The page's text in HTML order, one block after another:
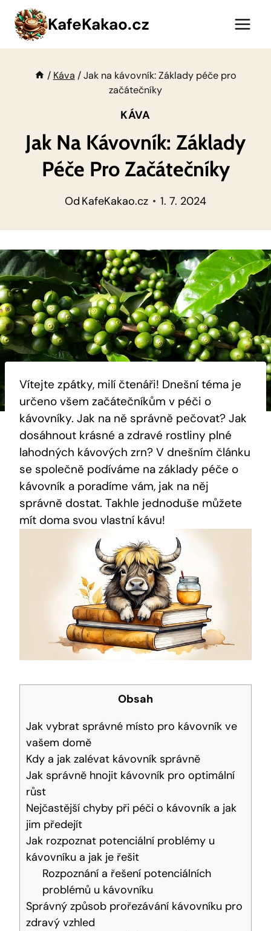
Přeskočit
obsah
KafeKakao.cz
/ Káva / Jak na kávovník: Základy péče pro
začátečníky
KÁVA
Jak Na Kávovník: Základy
Péče Pro Začátečníky
Od KafeKakao.cz 1. 7. 2024
Vítejte zpátky, milí čtenáři! Dnešní téma je
určeno všem začátečníkům v péči o
kávovníky. Jak na ně správně pečovat? Jak
dosáhnout krásné a zdravé rostliny plné
lahodných kávových zrn? V dnešním článku
se společně podíváme na základy péče o
kávovník a poradíme vám, jak na něj
správně dostat. Takhle jednoduše můžete
mít doma svou vlastní kávu!
Obsah
Jak vybrat správné místo pro kávovník ve
vašem domě
Kdy a jak zalévat kávovník správně
Jak správně hnojit kávovník pro optimální
růst
Nejčastější chyby při péči o kávovník a jak
jim předejít
Jak rozpoznat potenciální problémy u
kávovníku a jak je řešit
Rozpoznání a řešení potenciálních
problémů u kávovníku
Správný způsob prořezávání kávovníku pro
zdravý vzhled